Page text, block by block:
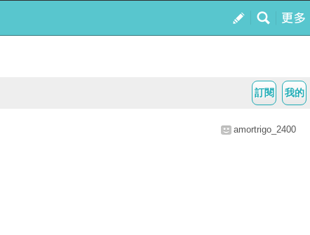
我的
訂閱
amortrigo_2400